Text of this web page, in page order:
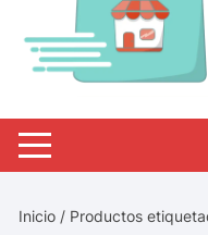
Inicio / Productos